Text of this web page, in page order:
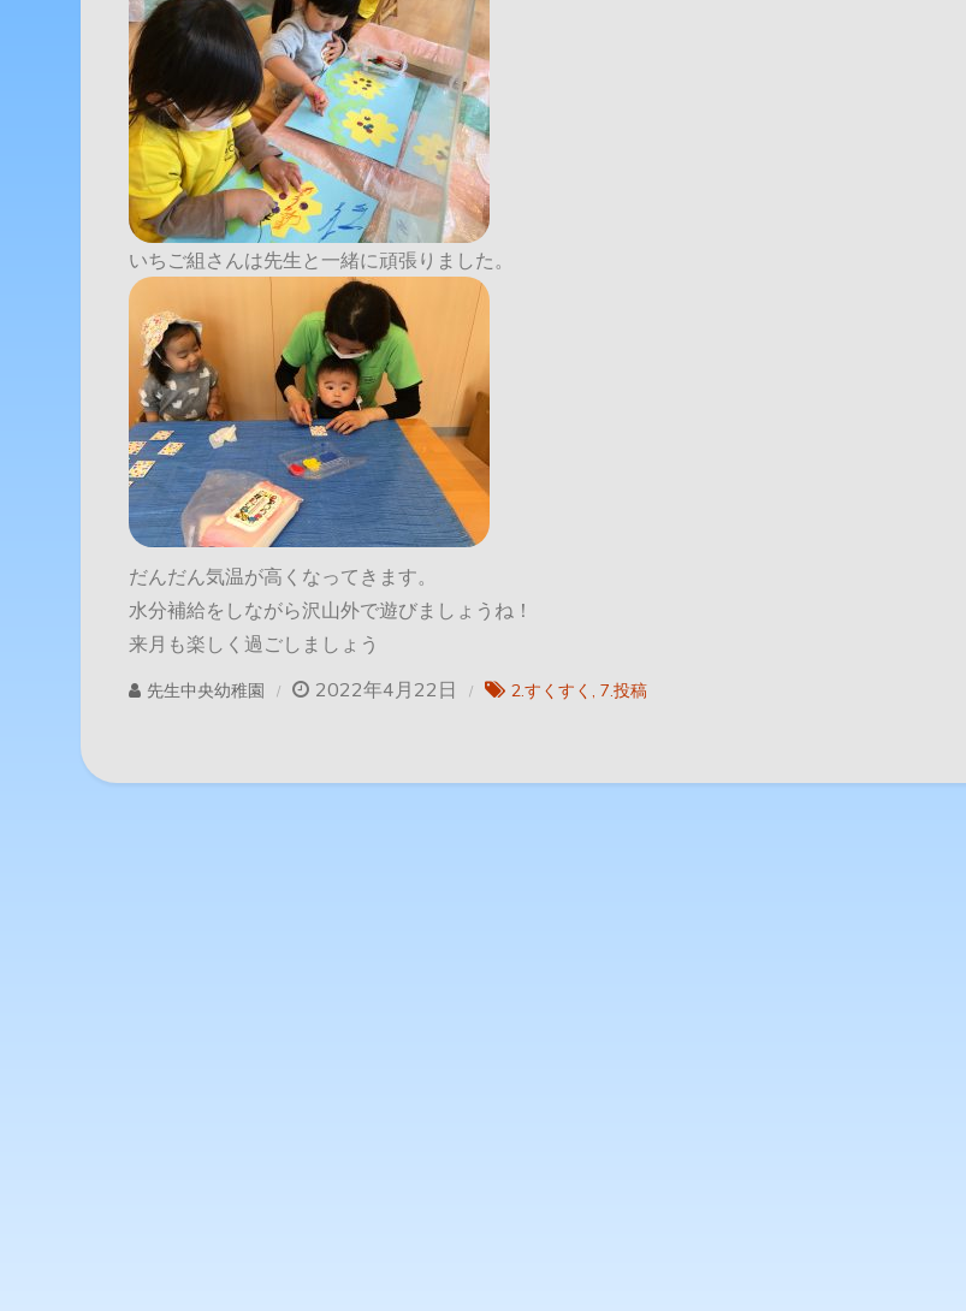
いちご組さんは先生と一緒に頑張りました。
だんだん気温が高くなってきます。
水分補給をしながら沢山外で遊びましょうね！
来月も楽しく過ごしましょう
先生中央幼稚園 2022年4月22日 2.すくすく 7.投稿